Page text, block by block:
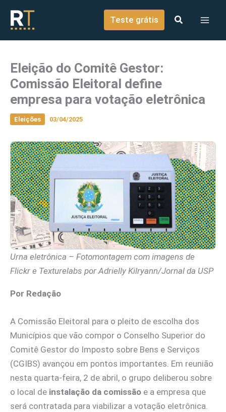
conteúdo
Teste grátis
Eleição do Comitê Gestor:
Comissão Eleitoral define
empresa para votação eletrônica
Eleições 03/04/2025
Urna eletrônica – Fotomontagem com imagens de
Flickr e Texturelabs por Adrielly Kilryann/Jornal da USP
Por Redação
A Comissão Eleitoral para o pleito de escolha dos
Municípios que vão compor o Conselho Superior do
Comitê Gestor do Imposto sobre Bens e Serviços
(CGIBS) avançou em pontos importantes. Em reunião
nesta quarta-feira, 2 de abril, o grupo deliberou sobre
o local de instalação da comissão e a empresa que
será contratada para viabilizar a votação eletrônica.